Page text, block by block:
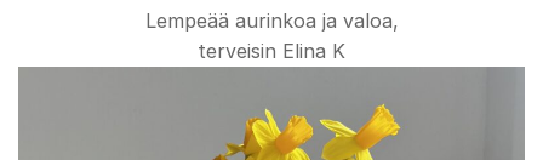
Lempeää aurinkoa ja valoa,
terveisin Elina K